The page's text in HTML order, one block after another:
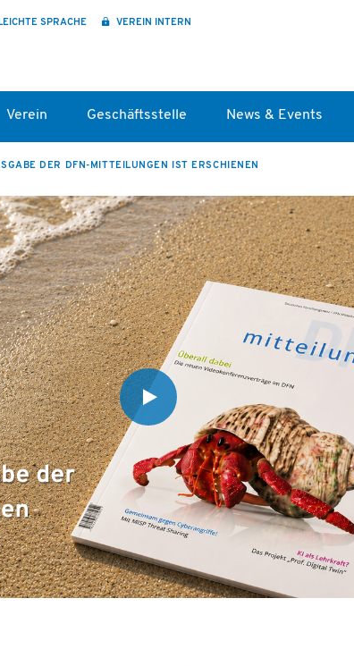
LEICHTE SPRACHE VEREIN INTERN
Verein Geschäftsstelle News & Events
DER DFN-MITTEILUNGEN IST ERSCHIENEN